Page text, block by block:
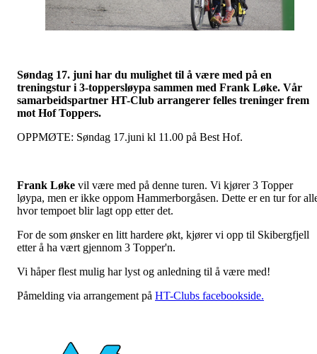
Søndag 17. juni har du mulighet til å være med på en
treningstur i 3-toppersløypa sammen med Frank Løke. Vår
samarbeidspartner HT-Club arrangerer felles treninger frem
mot Hof Toppers.
OPPMØTE: Søndag 17.juni kl 11.00 på Best Hof.
Frank Løke vil være med på denne turen. Vi kjører 3 Topper
løypa, men er ikke oppom Hammerborgåsen. Dette er en tur for
hvor tempoet blir lagt opp etter det.
For de som ønsker en litt hardere økt, kjører vi opp til Skibergfjell
etter å ha vært gjennom 3 Topper'n.
Vi håper flest mulig har lyst og anledning til å være med!
Påmelding via arrangement på HT-Clubs facebookside.